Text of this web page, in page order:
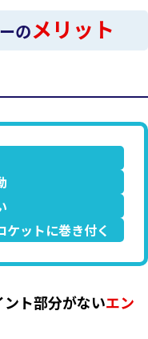
のメリット
ケットに巻き付く
ト部分がないエン